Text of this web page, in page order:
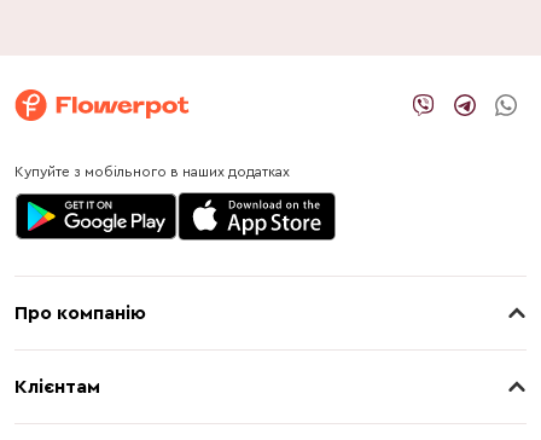
Купуйте з мобільного в наших додатках
Про компанію
Клієнтам